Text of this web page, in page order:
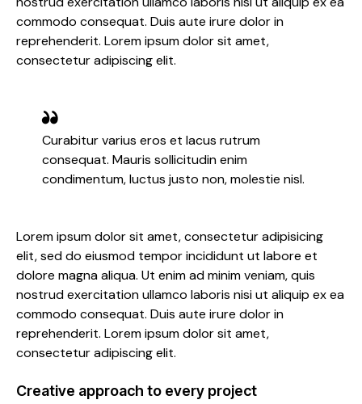
commodo consequat. Duis aute irure dolor in
reprehenderit. Lorem ipsum dolor sit amet,
consectetur adipiscing elit.
Curabitur varius eros et lacus rutrum
consequat. Mauris sollicitudin enim
condimentum, luctus justo non, molestie nisl.
Lorem ipsum dolor sit amet, consectetur adipisicing
elit, sed do eiusmod tempor incididunt ut labore et
dolore magna aliqua. Ut enim ad minim veniam, quis
nostrud exercitation ullamco laboris nisi ut aliquip ex ea
commodo consequat. Duis aute irure dolor in
reprehenderit. Lorem ipsum dolor sit amet,
consectetur adipiscing elit.
Creative approach to every project